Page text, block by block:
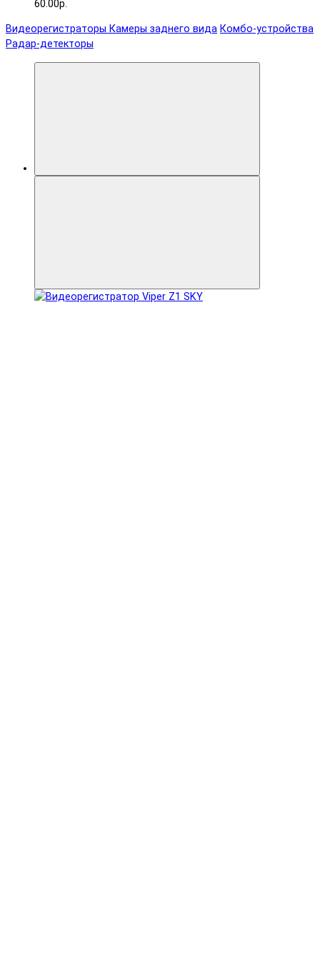
60.00р.
Видеорегистраторы Камеры заднего вида Комбо-устройства
Радар-детекторы